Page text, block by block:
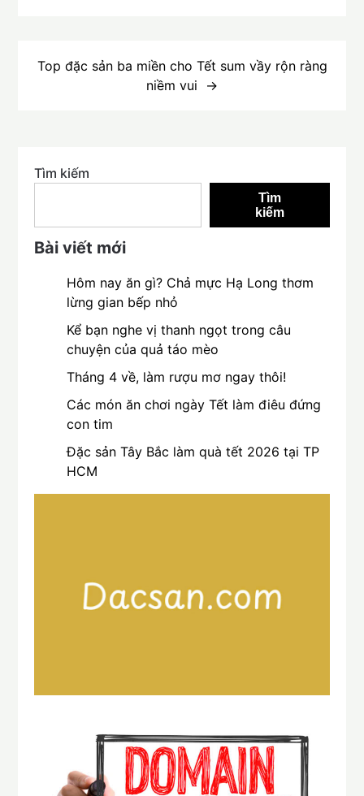
Top đặc sản ba miền cho Tết sum vầy rộn ràng
niềm vui
Tìm kiếm
Tìm
kiếm
Bài viết mới
Hôm nay ăn gì? Chả mực Hạ Long thơm
lừng gian bếp nhỏ
Kể bạn nghe vị thanh ngọt trong câu
chuyện của quả táo mèo
Tháng 4 về, làm rượu mơ ngay thôi!
Các món ăn chơi ngày Tết làm điêu đứng
con tim
Đặc sản Tây Bắc làm quà tết 2026 tại TP
HCM